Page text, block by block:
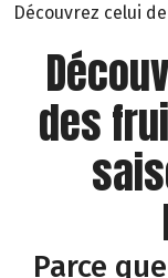
Découvrez celui
des
Parce